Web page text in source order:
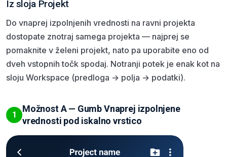
Iz sloja Projekt
Do vnaprej izpolnjenih vrednosti na ravni projekta
dostopate znotraj samega projekta — najprej se
pomaknite v želeni projekt, nato pa uporabite eno od
dveh vstopnih točk spodaj. Notranji potek je enak kot na
sloju Workspace (predloga → polja → podatki).
1
Možnost A — Gumb Vnaprej izpolnjene
vrednosti pod iskalno vrstico